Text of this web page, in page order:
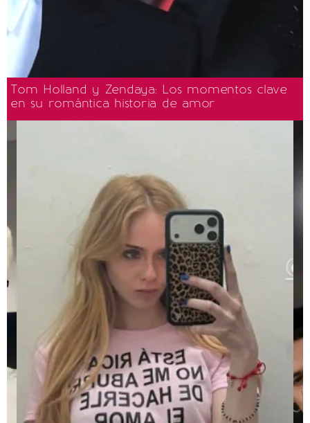
Tom Holland y Zendaya: Los momentos clave
en su romántica historia de amor